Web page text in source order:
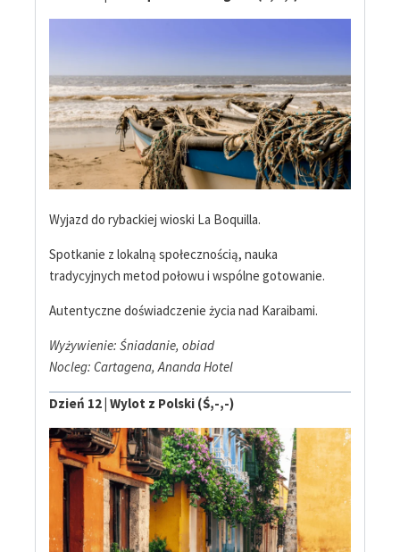
Wyjazd do rybackiej wioski La Boquilla.
Spotkanie z lokalną społecznością, nauka
tradycyjnych metod połowu i wspólne gotowanie.
Autentyczne doświadczenie życia nad Karaibami.
Wyżywienie: Śniadanie, obiad
Nocleg: Cartagena, Ananda Hotel
Dzień 12 | Wylot z Polski (Ś,-,-)